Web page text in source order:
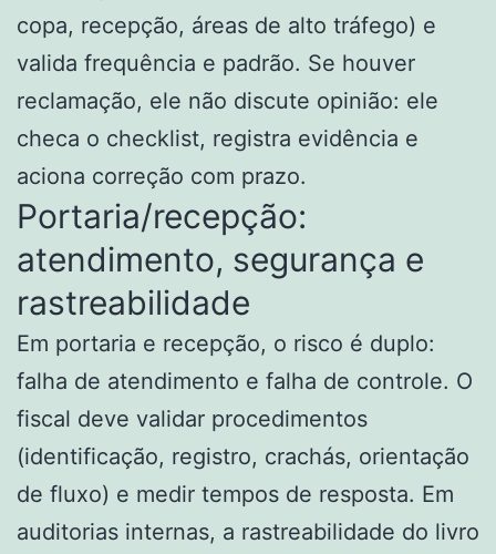
copa, recepção, áreas de alto tráfego) e
valida frequência e padrão. Se houver
reclamação, ele não discute opinião: ele
checa o checklist, registra evidência e
aciona correção com prazo.
Portaria/recepção:
atendimento, segurança e
rastreabilidade
Em portaria e recepção, o risco é duplo:
falha de atendimento e falha de controle. O
fiscal deve validar procedimentos
(identificação, registro, crachás, orientação
de fluxo) e medir tempos de resposta. Em
auditorias internas, a rastreabilidade do livro